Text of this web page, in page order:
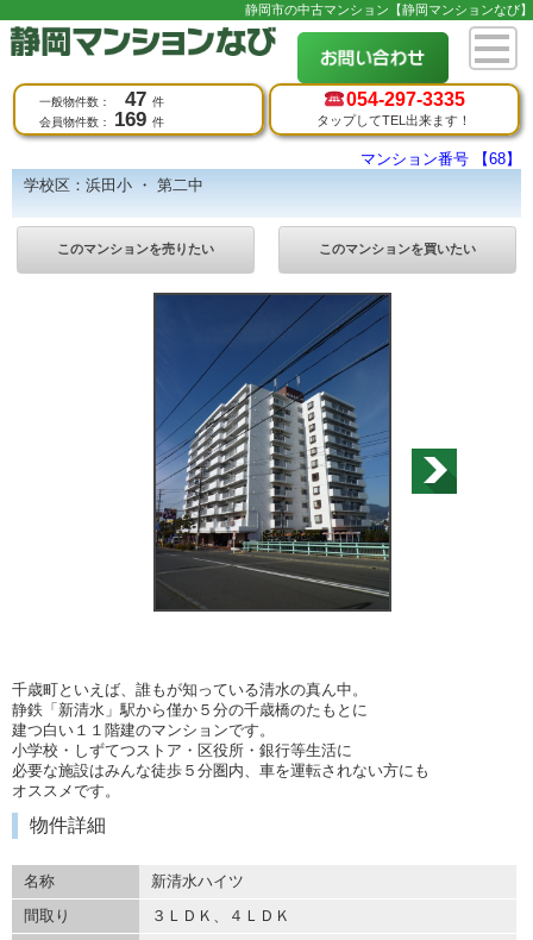
静岡市の中古マンション【静岡マンションなび】
一般物件数： 47 件
会員物件数：
169 件
054-297-3335
タップしてTEL出来ます！
マンション番号 【68】
学校区：浜田小 ・ 第二中
このマンションを売りたい このマンションを買いたい
千歳町といえば、誰もが知っている清水の真ん中。
静鉄「新清水」駅から僅か５分の千歳橋のたもとに
建つ白い１１階建のマンションです。
小学校・しずてつストア・区役所・銀行等生活に
必要な施設はみんな徒歩５分圏内、車を運転されない方にも
オススメです。
物件詳細
名称
新清水ハイツ
間取り
３ＬＤＫ、４ＬＤＫ